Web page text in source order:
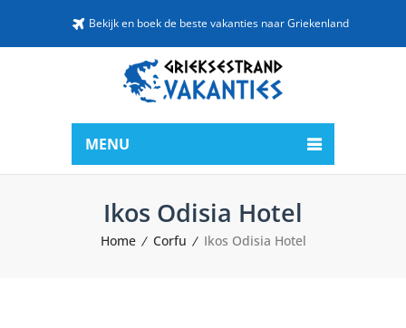
Bekijk en boek de beste vakanties naar Griekenland
MENU
Ikos Odisia Hotel
Home Corfu Ikos Odisia Hotel